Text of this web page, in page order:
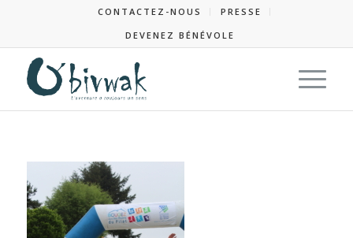
CONTACTEZ-NOUS
PRESSE
DEVENEZ BÉNÉVOLE